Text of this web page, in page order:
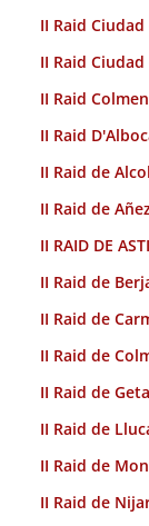
II Raid
II Raid
II Raid
II Raid
II Raid de
II Raid de
II RAID DE
II Raid de
II Raid de
II Raid de
II Raid de
II Raid de
II Raid de
II Raid de